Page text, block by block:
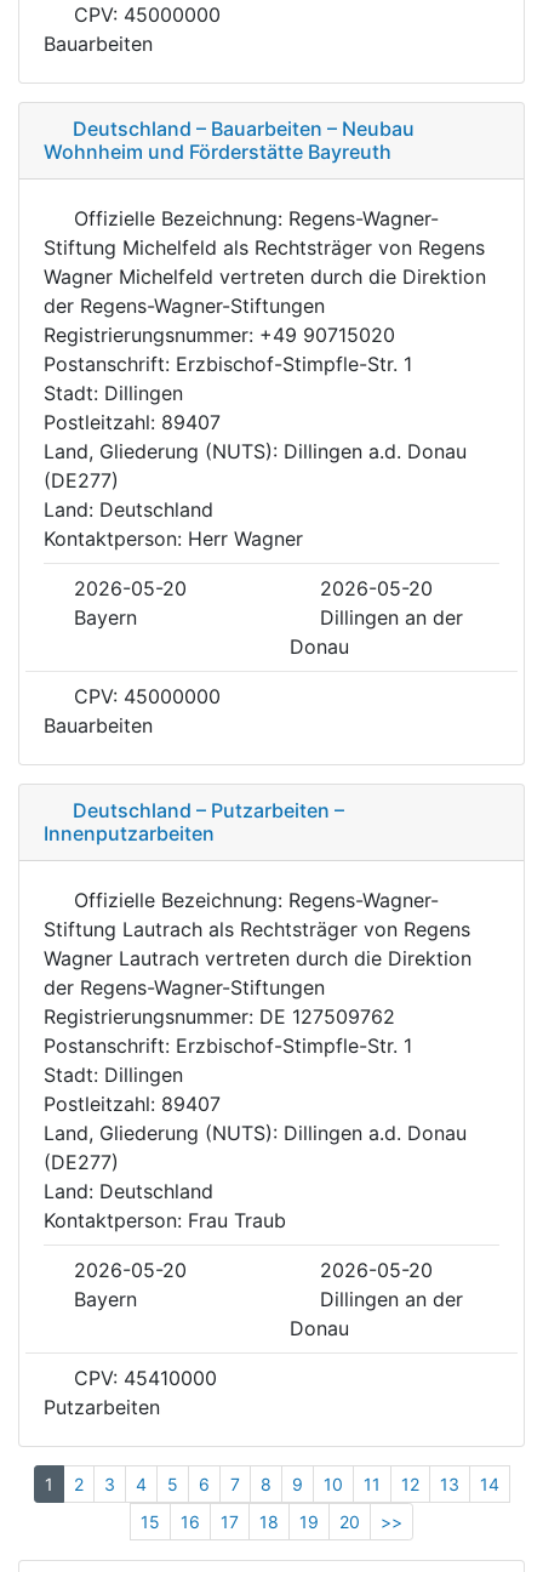
CPV: 45000000
Bauarbeiten
Deutschland – Bauarbeiten – Neubau
Wohnheim und Förderstätte Bayreuth
Offizielle Bezeichnung: Regens-Wagner-
Stiftung Michelfeld als Rechtsträger von Regens
Wagner Michelfeld vertreten durch die Direktion
der Regens-Wagner-Stiftungen
Registrierungsnummer: +49 90715020
Postanschrift: Erzbischof-Stimpfle-Str. 1
Stadt: Dillingen
Postleitzahl: 89407
Land, Gliederung (NUTS): Dillingen a.d. Donau
(DE277)
Land: Deutschland
Kontaktperson: Herr Wagner
2026-05-20
2026-05-20
Bayern
Dillingen an der
Donau
CPV: 45000000
Bauarbeiten
Deutschland – Putzarbeiten –
Innenputzarbeiten
Offizielle Bezeichnung: Regens-Wagner-
Stiftung Lautrach als Rechtsträger von Regens
Wagner Lautrach vertreten durch die Direktion
der Regens-Wagner-Stiftungen
Registrierungsnummer: DE 127509762
Postanschrift: Erzbischof-Stimpfle-Str. 1
Stadt: Dillingen
Postleitzahl: 89407
Land, Gliederung (NUTS): Dillingen a.d. Donau
(DE277)
Land: Deutschland
Kontaktperson: Frau Traub
2026-05-20
2026-05-20
Bayern
Dillingen an der
Donau
CPV: 45410000
Putzarbeiten
1 2 3 4 5 6 7 8 9 10 11 12 13
14
15
16 17 18 19 20 >>